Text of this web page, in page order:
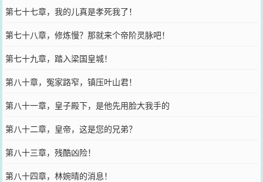
第七十七章，我的儿真是孝死我了！
第七十八章，修炼慢？那就来个帝阶灵脉吧！
第七十九章，踏入梁国皇城！
第八十章，冤家路窄，镇压叶山君！
第八十一章，皇子殿下，是他先用脸大我手的
第八十二章，皇帝，这是您的兄弟？
第八十三章，残酷凶险！
第八十四章，林婉晴的消息！